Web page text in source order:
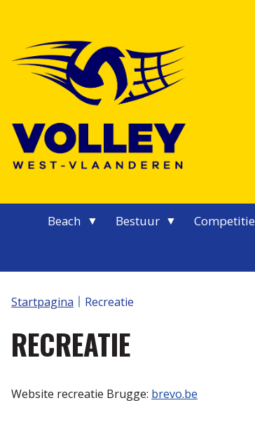
Beach Bestuur Competitie
Startpagina Recreatie
RECREATIE
Website recreatie Brugge: brevo.be